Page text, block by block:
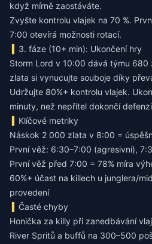
když mírně zaostáváte.
Zvyšte kontrolu vlajek na 70 %.
7:00 otevírá možnosti rotací.
3. fáze (10+ min): Ukončení hry
Storm Lord v 10:00 dává týmu 680
zlata si vynucujte souboje díky
Udržujte 80%+ kontrolu vlajek.
minuty, než nepřítel dokončí
Klíčové metriky
Náskok 2 000 zlata v 8:00 =
První věž: 6:30–7:00 (agresivní),
První věž před 7:00 = 78% míra
60%+ účast na killech u junglera/
provedení
Časté chyby
Honička za killy při zanedbávání
River Spritů a buffů na 300–500